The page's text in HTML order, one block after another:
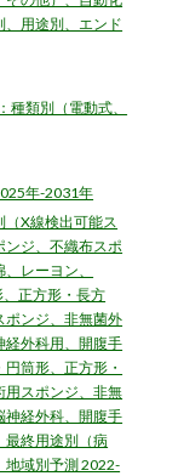
、用途別、エンド
類別（電動式、
年-2031年
（X線検出可能ス
ンジ、不織布スポ
レーヨン、
正方形・長方
ポンジ、非無菌外
経外科用、開腹手
筒形、正方形・
用スポンジ、非無
神経外科、開腹手
最終用途別（病
地域別予測 2022-